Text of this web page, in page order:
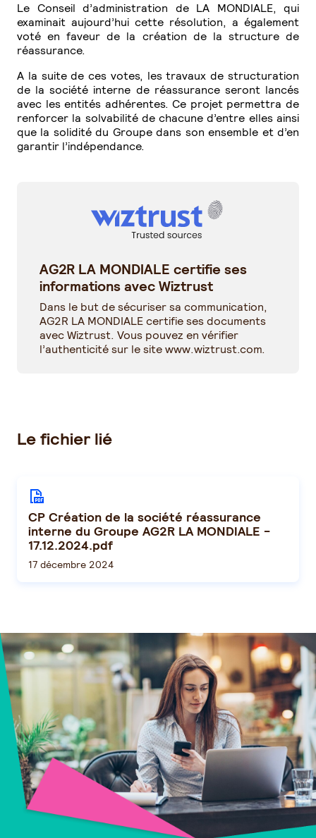
Le Conseil d’administration de LA MONDIALE, qui
examinait aujourd’hui cette résolution, a également
voté en faveur de la création de la structure de
réassurance.
A la suite de ces votes, les travaux de structuration
de la société interne de réassurance seront lancés
avec les entités adhérentes. Ce projet permettra de
renforcer la solvabilité de chacune d’entre elles ainsi
que la solidité du Groupe dans son ensemble et d’en
garantir l’indépendance.
AG2R LA MONDIALE certifie ses
informations avec Wiztrust
Dans le but de sécuriser sa communication,
AG2R LA MONDIALE certifie ses documents
avec Wiztrust. Vous pouvez en vérifier
l’authenticité sur le sitewww.wiztrust.com.
Le fichier lié
CP Création de la société réassurance
interne du Groupe AG2R LA MONDIALE -
17.12.2024.pdf
17 décembre 2024